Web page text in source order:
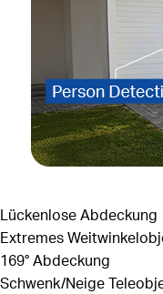
Lückenlose Abdeckung
Extremes
169°Abdeckung
Schwenk/Neige